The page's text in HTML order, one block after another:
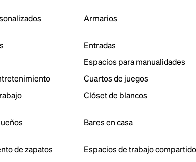
Armarios
Entradas
Espacios para manualidades
Cuartos de juegos
Clóset de blancos
Bares en casa
de zapatos Espacios de trabajo compartido